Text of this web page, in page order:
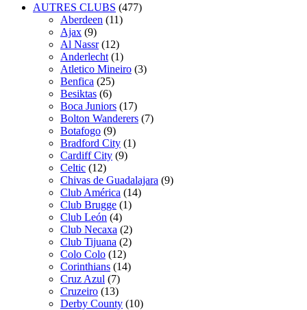
AUTRES CLUBS (477)
Aberdeen (11)
Ajax (9)
Al Nassr (12)
Anderlecht (1)
Atletico Mineiro (3)
Benfica (25)
Besiktas (6)
Boca Juniors (17)
Bolton Wanderers (7)
Botafogo (9)
Bradford City (1)
Cardiff City (9)
Celtic (12)
Chivas de Guadalajara (9)
Club América (14)
Club Brugge (1)
Club León (4)
Club Necaxa (2)
Club Tijuana (2)
Colo Colo (12)
Corinthians (14)
Cruz Azul (7)
Cruzeiro (13)
Derby County (10)